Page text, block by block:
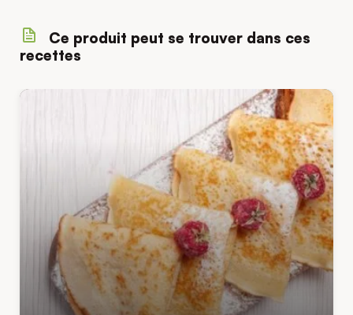
Ce produit peut se trouver dans ces
recettes